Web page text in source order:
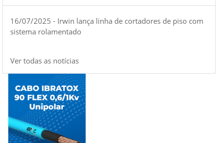
16/07/2025 - Irwin lança linha de cortadores de piso com
sistema rolamentado
Ver todas as notícias